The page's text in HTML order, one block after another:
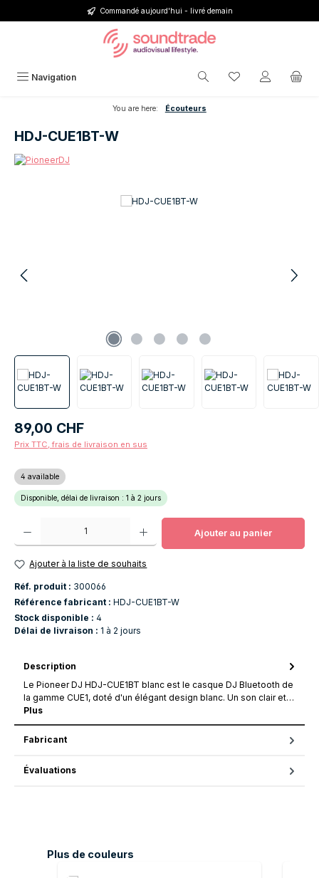
Passer au contenu principalCommandé aujourd'hui - livré demain
Navigation Vous avez 0
You are here: Écouteurs
HDJ-CUE1BT-W
Prix régulier :
89,00 CHF
Prix TTC, frais de livraison en sus
4 available
Disponible, délai de livraison : 1 à 2 jours
Quantité de produit : Entrez la quantité souhaitée ou utilisez les boutons
Ajouter au panier
Ajouter à la liste de souhaits
Réf. produit : 300066
Référence fabricant : HDJ-CUE1BT-W
Stock disponible : 4
Délai de livraison : 1 à 2 jours
Description
Le Pioneer DJ HDJ-CUE1BT blanc est le casque DJ Bluetooth de
la gamme CUE1, doté d'un élégant design blanc. Un son clair et…
Plus
Fabricant
Évaluations
Ignorer la galerie de produits
Plus de couleurs